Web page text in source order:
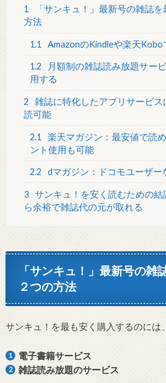
1
「サンキュ！」最新号の雑誌
方法
1.1 AmazonのKindleや楽天Kobo
1.2
月額制の雑誌読み放題サー
用する
2
雑誌に特化したアプリサービ
読可能
2.1
楽天マガジン：最安値で読
ント使用も可能
2.2 dマガジン：ドコモユーザー
3 サンキュ！を安く読むための
ら余裕で雑誌代の元が取れる
「サンキュ！」最新号の雑
２つの方法
サンキュ！を最も安く購入するのには、
電子書籍サービス
雑誌読み放題のサービス